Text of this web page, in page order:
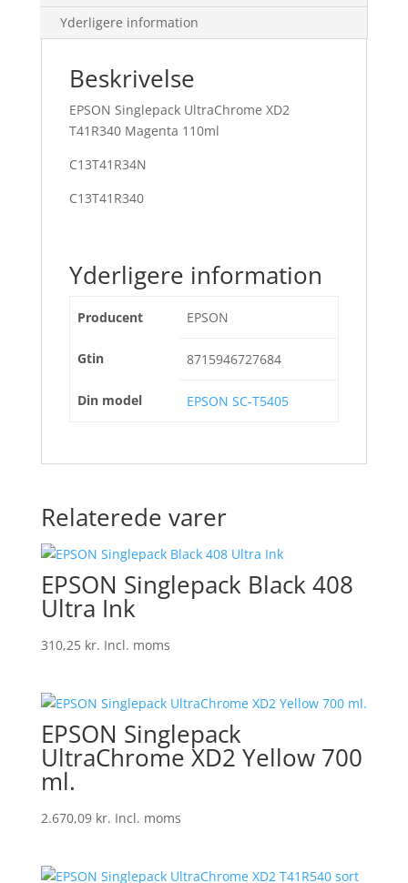
Yderligere information
Beskrivelse
EPSON Singlepack UltraChrome XD2
T41R340 Magenta 110ml
C13T41R34N
C13T41R340
Yderligere information
Producent EPSON
Gtin 8715946727684
Din model EPSON SC-T5405
Relaterede varer
EPSON Singlepack Black 408
Ultra Ink
310,25 kr. Incl. moms
EPSON Singlepack
UltraChrome XD2 Yellow 700
ml.
2.670,09 kr. Incl. moms